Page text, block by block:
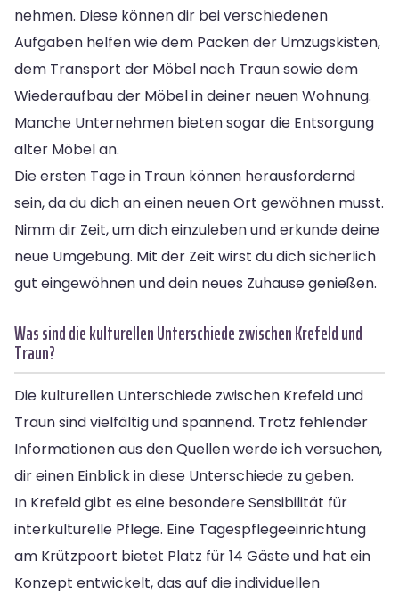
nehmen. Diese können dir bei verschiedenen
Aufgaben helfen wie dem Packen der Umzugskisten,
dem Transport der Möbel nach Traun sowie dem
Wiederaufbau der Möbel in deiner neuen Wohnung.
Manche Unternehmen bieten sogar die Entsorgung
alter Möbel an.
Die ersten Tage in Traun können herausfordernd
sein, da du dich an einen neuen Ort gewöhnen musst.
Nimm dir Zeit, um dich einzuleben und erkunde deine
neue Umgebung. Mit der Zeit wirst du dich sicherlich
gut eingewöhnen und dein neues Zuhause genießen.
Was sind die kulturellen Unterschiede zwischen Krefeld und
Traun?
Die kulturellen Unterschiede zwischen Krefeld und
Traun sind vielfältig und spannend. Trotz fehlender
Informationen aus den Quellen werde ich versuchen,
dir einen Einblick in diese Unterschiede zu geben.
In Krefeld gibt es eine besondere Sensibilität für
interkulturelle Pflege. Eine Tagespflegeeinrichtung
am Krützpoort bietet Platz für 14 Gäste und hat ein
Konzept entwickelt, das auf die individuellen